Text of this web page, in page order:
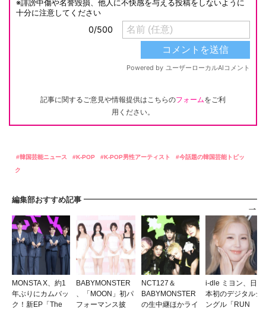
記事に関するご意見や情報提供はこちらのフォームをご利
用ください。
韓国芸能ニュース K-POP K-POP男性アーティスト
今話題の韓国芸能トピッ
ク
編集部おすすめ記事
MONSTA X、約1
年ぶりにカムバッ
ク！新EP「The
BABYMONSTER
、「MOON」初パ
フォーマンス披
NCT127＆
BABYMONSTER
の生中継ほかライ
i-dle ミヨン、日
本初のデジタルシ
ングル「RUN